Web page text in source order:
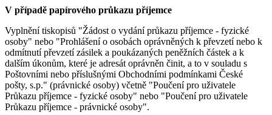
V případě papírového průkazu příjemce
Vyplnění tiskopisů "Žádost o vydání průkazu příjemce - fyzické
osoby" nebo "Prohlášení o osobách oprávněných k převzetí nebo k
odmítnutí převzetí zásilek a poukázaných peněžních částek a k
dalším úkonům, které je adresát oprávněn činit, a to v souladu s
Poštovními nebo příslušnými Obchodními podmínkami České
pošty, s.p." (právnické osoby) včetně "Poučení pro uživatele
Průkazu příjemce - fyzické osoby" nebo "Poučení pro uživatele
Průkazu příjemce - právnické osoby".